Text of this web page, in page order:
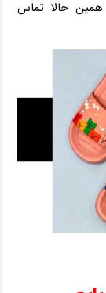
حالا تماس